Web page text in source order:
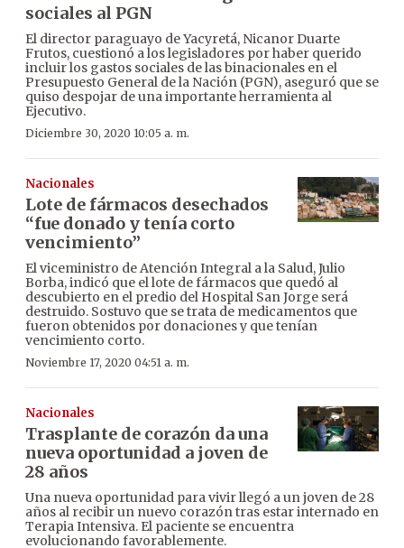
sociales al PGN
El director paraguayo de Yacyretá, Nicanor Duarte
Frutos, cuestionó a los legisladores por haber querido
incluir los gastos sociales de las binacionales en el
Presupuesto General de la Nación (PGN), aseguró que se
quiso despojar de una importante herramienta al
Ejecutivo.
Diciembre 30, 2020 10:05 a. m.
Nacionales
Lote de fármacos desechados
“fue donado y tenía corto
vencimiento”
El viceministro de Atención Integral a la Salud, Julio
Borba, indicó que el lote de fármacos que quedó al
descubierto en el predio del Hospital San Jorge será
destruido. Sostuvo que se trata de medicamentos que
fueron obtenidos por donaciones y que tenían
vencimiento corto.
Noviembre 17, 2020 04:51 a. m.
Nacionales
Trasplante de corazón da una
nueva oportunidad a joven de
28 años
Una nueva oportunidad para vivir llegó a un joven de 28
años al recibir un nuevo corazón tras estar internado en
Terapia Intensiva. El paciente se encuentra
evolucionando favorablemente.